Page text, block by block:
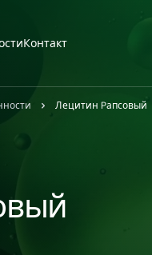
Контакт
Лецитин Pапсовый